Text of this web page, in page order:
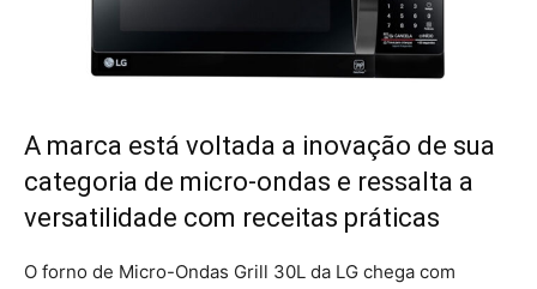
A marca está voltada a inovação de sua
categoria de micro-ondas e ressalta a
versatilidade com receitas práticas
O forno de Micro-Ondas Grill 30L da LG chega com